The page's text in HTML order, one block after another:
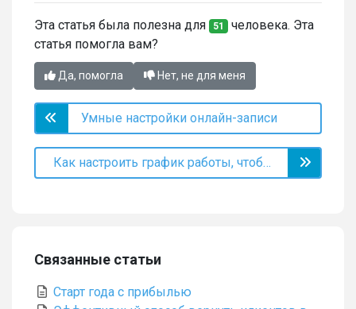
Эта статья была полезна для 51 человека. Эта
статья помогла вам?
Да, помогла Нет, не для меня
Умные настройки онлайн-записи
Как настроить график работы, чтобы не потерять клиентов
Связанные статьи
Старт года с прибылью